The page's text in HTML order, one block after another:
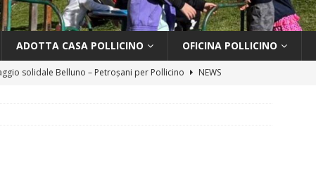
ADOTTA CASA POLLICINO OFICINA POLLICINO
solidale Belluno – Petroșani per Pollicino
NEWS